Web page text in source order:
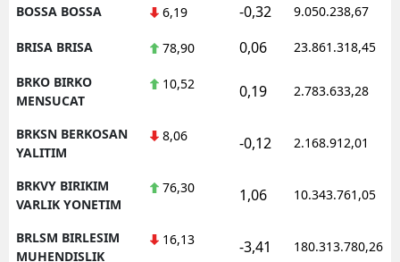
BOSSA BOSSA 6,19 -0,32 9.050.238,67
BRISA BRISA 78,90 0,06 23.861.318,45
BRKO BIRKO
MENSUCAT
10,52 0,19 2.783.633,28
BRKSN BERKOSAN
YALITIM
8,06 -0,12 2.168.912,01
BRKVY BIRIKIM
VARLIK YONETIM
76,30 1,06 10.343.761,05
BRLSM BIRLESIM
MUHENDISLIK
16,13 -3,41 180.313.780,26